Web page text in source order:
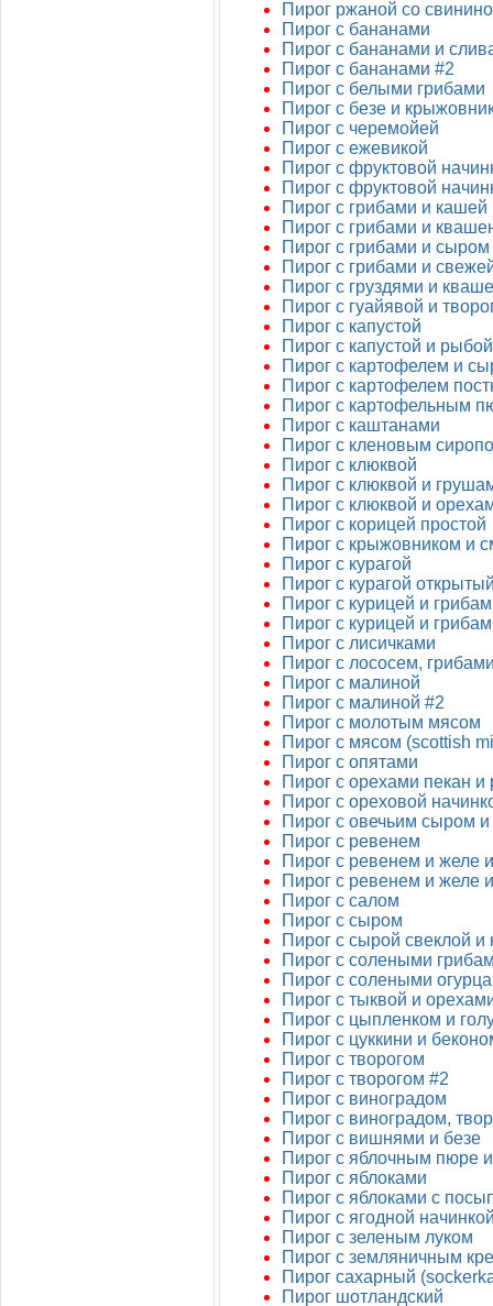
Пирог ржаной со
Пирог с бананами
Пирог с бананами и
Пирог с бананами #2
Пирог с белыми грибами
Пирог с безе и
Пирог с черемойей
Пирог с ежевикой
Пирог с фруктовой
Пирог с фруктовой
Пирог с грибами и кашей
Пирог с грибами и
Пирог с грибами и сыром
Пирог с грибами и
Пирог с груздями и
Пирог с гуайявой и
Пирог с капустой
Пирог с капустой и рыбой
Пирог с картофелем и
Пирог с картофелем
Пирог с картофельным
Пирог с каштанами
Пирог с кленовым
Пирог с клюквой
Пирог с клюквой и
Пирог с клюквой и
Пирог с корицей простой
Пирог с крыжовником и
Пирог с курагой
Пирог с курагой
Пирог с курицей и
Пирог с курицей и
Пирог с лисичками
Пирог с лососем,
Пирог с малиной
Пирог с малиной #2
Пирог с молотым мясом
Пирог с мясом (scottish
Пирог с опятами
Пирог с орехами пекан
Пирог с ореховой
Пирог с овечьим сыром и
Пирог с ревенем
Пирог с ревенем и желе
Пирог с ревенем и желе
Пирог с салом
Пирог с сыром
Пирог с сырой свеклой и
Пирог с солеными
Пирог с солеными
Пирог с тыквой и
Пирог с цыпленком и
Пирог с цуккини и
Пирог с творогом
Пирог с творогом #2
Пирог с виноградом
Пирог с виноградом,
Пирог с вишнями и безе
Пирог с яблочным пюре
Пирог с яблоками
Пирог с яблоками с
Пирог с ягодной
Пирог с зеленым луком
Пирог с земляничным
Пирог сахарный
Пирог шотландский